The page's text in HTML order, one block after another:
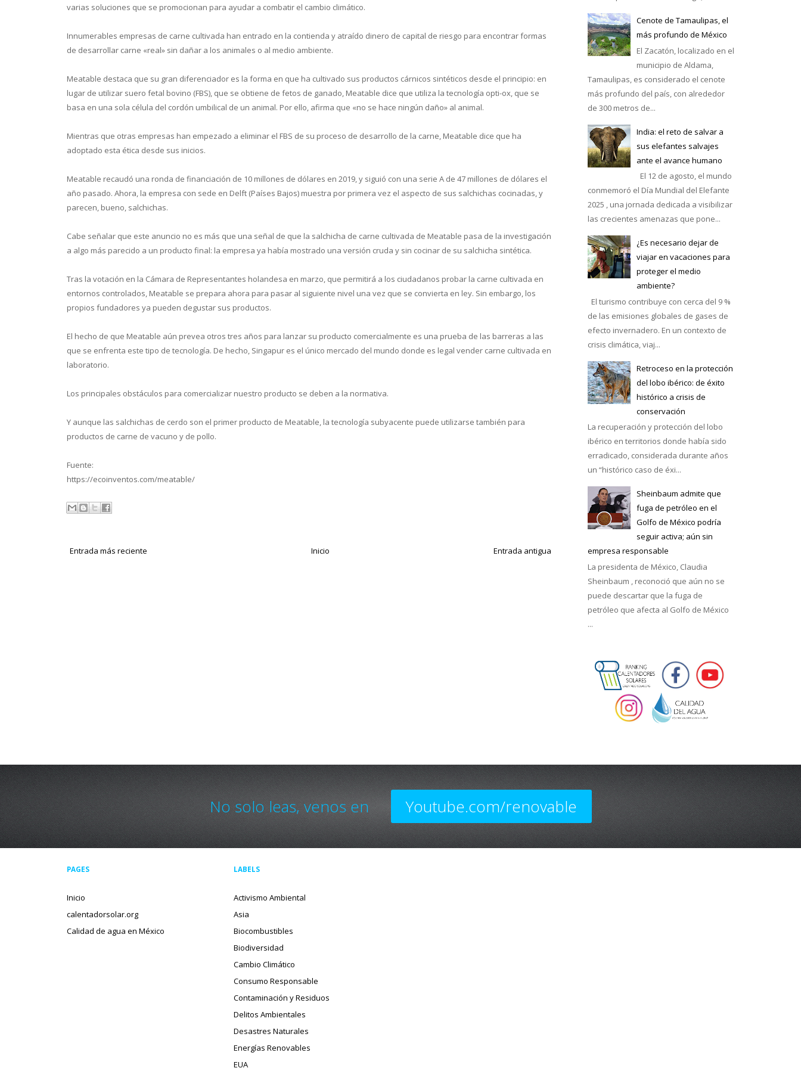
varias soluciones que se promocionan para ayudar a combatir el cambio climático.
Innumerables empresas de carne cultivada han entrado en la contienda y atraído dinero de capital de riesgo para encontrar formas
de desarrollar carne «real» sin dañar a los animales o al medio ambiente.
Meatable destaca que su gran diferenciador es la forma en que ha cultivado sus productos cárnicos sintéticos desde el principio: en
lugar de utilizar suero fetal bovino (FBS), que se obtiene de fetos de ganado, Meatable dice que utiliza la tecnología opti-ox, que se
basa en una sola célula del cordón umbilical de un animal. Por ello, afirma que «no se hace ningún daño» al animal.
Mientras que otras empresas han empezado a eliminar el FBS de su proceso de desarrollo de la carne, Meatable dice que ha
adoptado esta ética desde sus inicios.
Meatable recaudó una ronda de financiación de 10 millones de dólares en 2019, y siguió con una serie A de 47 millones de dólares el
año pasado. Ahora, la empresa con sede en Delft (Países Bajos) muestra por primera vez el aspecto de sus salchichas cocinadas, y
parecen, bueno, salchichas.
Cabe señalar que este anuncio no es más que una señal de que la salchicha de carne cultivada de Meatable pasa de la investigación
a algo más parecido a un producto final: la empresa ya había mostrado una versión cruda y sin cocinar de su salchicha sintética.
Tras la votación en la Cámara de Representantes holandesa en marzo, que permitirá a los ciudadanos probar la carne cultivada en
entornos controlados, Meatable se prepara ahora para pasar al siguiente nivel una vez que se convierta en ley. Sin embargo, los
propios fundadores ya pueden degustar sus productos.
El hecho de que Meatable aún prevea otros tres años para lanzar su producto comercialmente es una prueba de las barreras a las
que se enfrenta este tipo de tecnología. De hecho, Singapur es el único mercado del mundo donde es legal vender carne cultivada en
laboratorio.
Los principales obstáculos para comercializar nuestro producto se deben a la normativa.
Y aunque las salchichas de cerdo son el primer producto de Meatable, la tecnología subyacente puede utilizarse también para
productos de carne de vacuno y de pollo.
Fuente:
https://ecoinventos.com/meatable/
Entrada más reciente Entrada antigua
Inicio
Cenote de Tamaulipas, el
más profundo de México
El Zacatón, localizado en el
municipio de Aldama,
Tamaulipas, es considerado el cenote
más profundo del país, con alrededor
de 300 metros de...
India: el reto de salvar a
sus elefantes salvajes
ante el avance humano
El 12 de agosto, el mundo
conmemoró el Día Mundial del Elefante
2025 , una jornada dedicada a visibilizar
las crecientes amenazas que pone...
¿Es necesario dejar de
viajar en vacaciones para
proteger el medio
ambiente?
El turismo contribuye con cerca del 9 %
de las emisiones globales de gases de
efecto invernadero. En un contexto de
crisis climática, viaj...
Retroceso en la protección
del lobo ibérico: de éxito
histórico a crisis de
conservación
La recuperación y protección del lobo
ibérico en territorios donde había sido
erradicado, considerada durante años
un “histórico caso de éxi...
Sheinbaum admite que
fuga de petróleo en el
Golfo de México podría
seguir activa; aún sin
empresa responsable
La presidenta de México, Claudia
Sheinbaum , reconoció que aún no se
puede descartar que la fuga de
petróleo que afecta al Golfo de México
...
No solo leas, venos en Youtube.com/renovable
PAGES
Inicio
calentadorsolar.org
Calidad de agua en México
LABELS
Activismo Ambiental
Asia
Biocombustibles
Biodiversidad
Cambio Climático
Consumo Responsable
Contaminación y Residuos
Delitos Ambientales
Desastres Naturales
Energías Renovables
EUA